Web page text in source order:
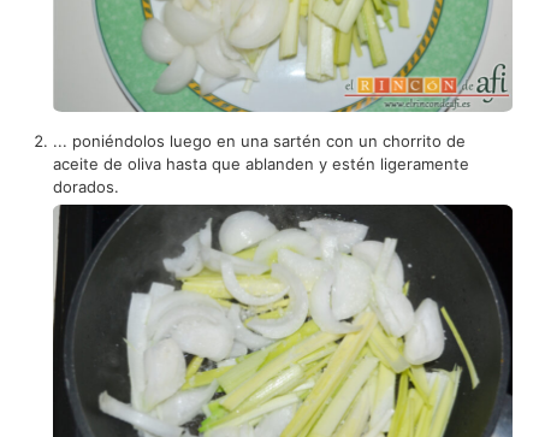
... poniéndolos luego en una sartén con un chorrito de
aceite de oliva hasta que ablanden y estén ligeramente
dorados.